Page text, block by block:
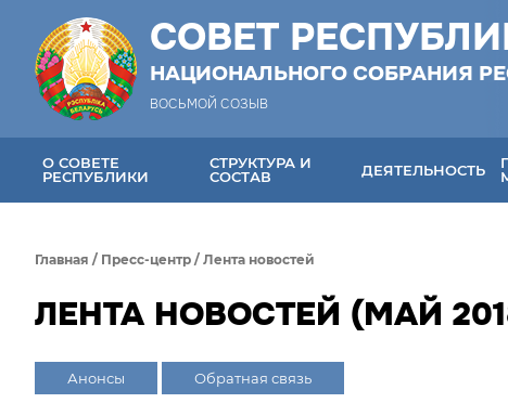
СОВЕТ
НАЦИОНАЛЬНОГО СОБРАНИЯ
ВОСЬМОЙ СОЗЫВ
О СОВЕТЕ
РЕСПУБЛИКИ
СТРУКТУРА И
СОСТАВ
ДЕЯТЕЛЬНОСТЬ
Главная / Пресс-центр / Лента новостей
ЛЕНТА НОВОСТЕЙ (МАЙ
Анонсы Обратная связь